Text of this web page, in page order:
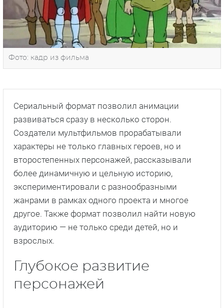
Фото: кадр из фильма
Сериальный формат позволил анимации
развиваться сразу в несколько сторон.
Создатели мультфильмов прорабатывали
характеры не только главных героев, но и
второстепенных персонажей, рассказывали
более динамичную и цельную историю,
экспериментировали с разнообразными
жанрами в рамках одного проекта и многое
другое. Также формат позволил найти новую
аудиторию — не только среди детей, но и
взрослых.
Глубокое развитие
персонажей